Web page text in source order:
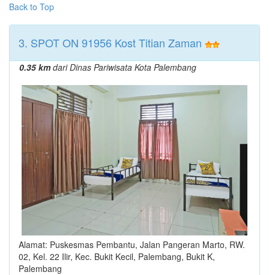
Back to Top
3. SPOT ON 91956 Kost Titian Zaman
0.35 kmdari Dinas Pariwisata Kota Palembang
Alamat: Puskesmas Pembantu, Jalan Pangeran Marto, RW.
02, Kel. 22 Ilir, Kec. Bukit Kecil, Palembang, Bukit K,
Palembang